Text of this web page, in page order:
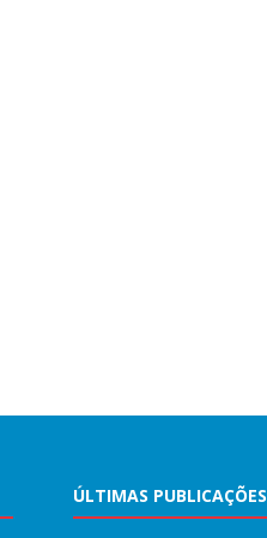
ÚLTIMAS PUBLICAÇÕES